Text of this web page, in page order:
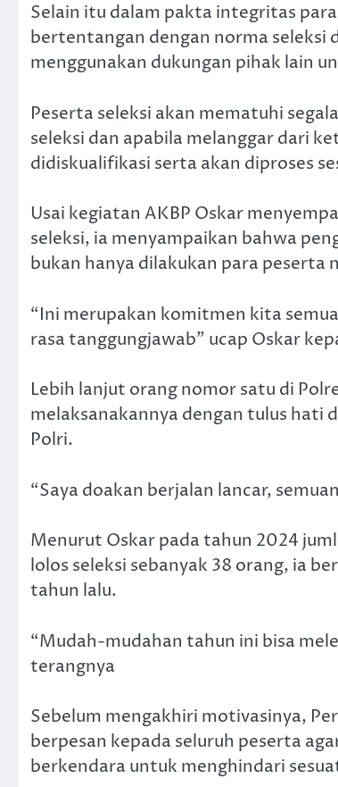
Selain itu dalam pakta integritas
bertentangan dengan norma
menggunakan dukungan pihak lain
Peserta seleksi akan mematuhi
seleksi dan apabila melanggar dari
didiskualifikasi serta akan diproses
Usai kegiatan AKBP Oskar
seleksi, ia menyampaikan bahwa
bukan hanya dilakukan para peserta
“Ini merupakan komitmen kita
rasa tanggungjawab” ucap Oskar
Lebih lanjut orang nomor satu di
melaksanakannya dengan tulus hati
Polri.
“Saya doakan berjalan lancar,
Menurut Oskar pada tahun 2024
lolos seleksi sebanyak 38 orang, ia
tahun lalu.
“Mudah-mudahan tahun ini bisa
terangnya
Sebelum mengakhiri motivasinya,
berpesan kepada seluruh peserta
berkendara untuk menghindari